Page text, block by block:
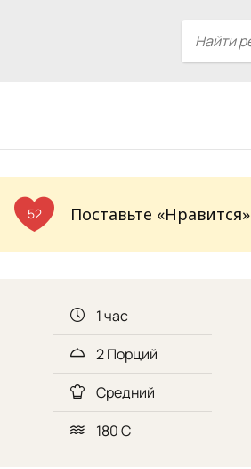
52 Поставьте «Нравится»
1 час
2 Порций
Средний
180 С